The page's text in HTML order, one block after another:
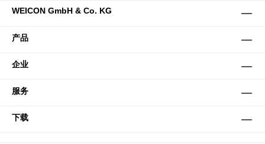
WEICON GmbH & Co. KG
产品
企业
服务
下载